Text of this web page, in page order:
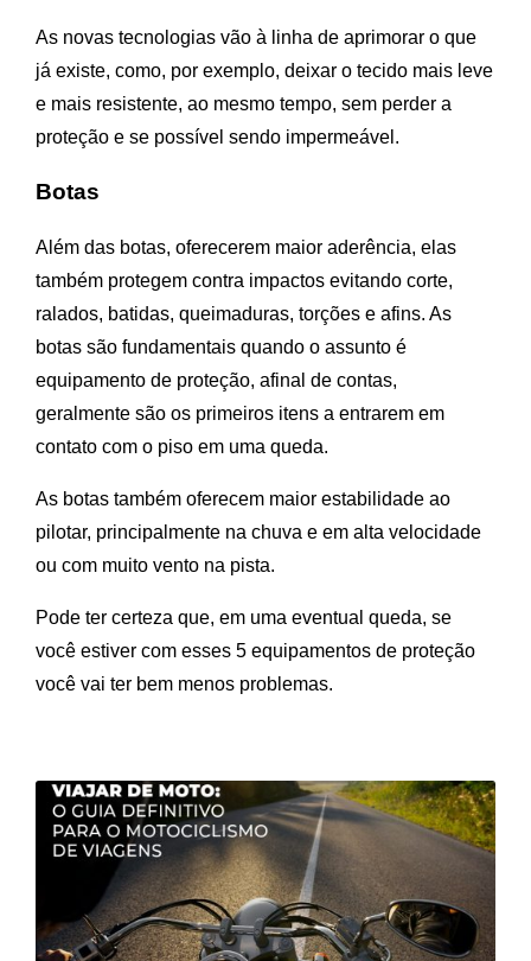
As novas tecnologias vão à linha de aprimorar o que
já existe, como, por exemplo, deixar o tecido mais leve
e mais resistente, ao mesmo tempo, sem perder a
proteção e se possível sendo impermeável.
Botas
Além das botas, oferecerem maior aderência, elas
também protegem contra impactos evitando corte,
ralados, batidas, queimaduras, torções e afins. As
botas são fundamentais quando o assunto é
equipamento de proteção, afinal de contas,
geralmente são os primeiros itens a entrarem em
contato com o piso em uma queda.
As botas também oferecem maior estabilidade ao
pilotar, principalmente na chuva e em alta velocidade
ou com muito vento na pista.
Pode ter certeza que, em uma eventual queda, se
você estiver com esses 5 equipamentos de proteção
você vai ter bem menos problemas.